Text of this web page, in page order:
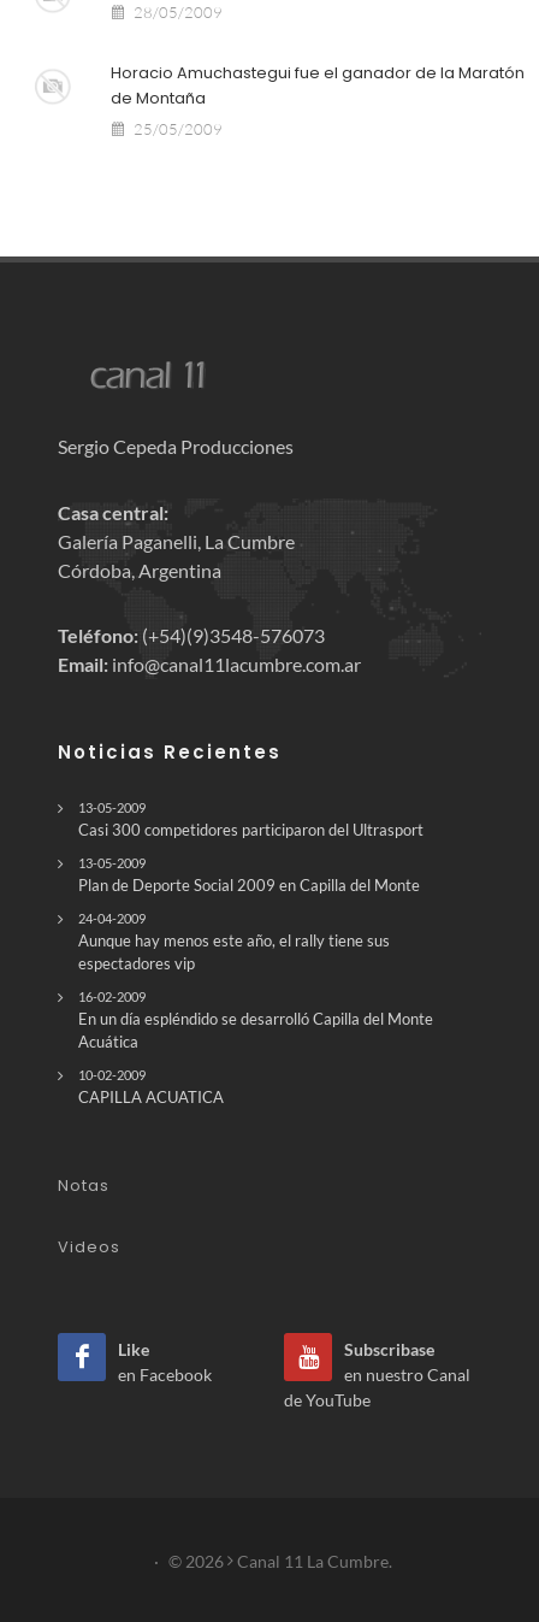
28/05/2009
Horacio Amuchastegui fue el ganador de la Maratón
de Montaña
25/05/2009
Sergio Cepeda Producciones
Casa central:
Galería Paganelli, La Cumbre
Córdoba, Argentina
Teléfono: (+54)(9)3548-576073
Email: info@canal11lacumbre.com.ar
Noticias Recientes
13-05-2009
Casi 300 competidores participaron del Ultrasport
13-05-2009
Plan de Deporte Social 2009 en Capilla del Monte
24-04-2009
Aunque hay menos este año, el rally tiene sus
espectadores vip
16-02-2009
En un día espléndido se desarrolló Capilla del Monte
Acuática
10-02-2009
CAPILLA ACUATICA
Notas
Videos
Like
en Facebook
Subscribase
en nuestro Canal
de YouTube
· © 2026 Canal 11 La Cumbre.